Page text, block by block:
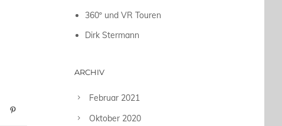
360º und VR Touren
Dirk Stermann
ARCHIV
Februar 2021
Oktober 2020